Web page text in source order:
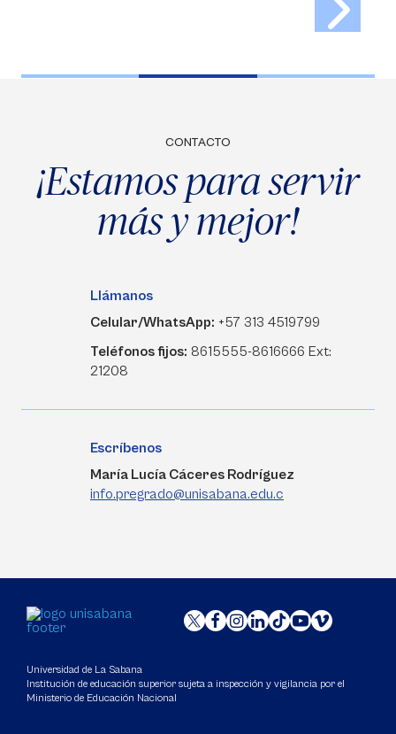
CONTACTO
¡Estamos para servir
más y mejor!
Llámanos
Celular/WhatsApp: +57 313 4519799
Teléfonos fijos: 8615555-8616666 Ext:
21208
Escríbenos
María Lucía Cáceres Rodríguez
info.pregrado@unisabana.edu.c
Universidad de La Sabana
Institución de educación superior sujeta a inspección y vigilancia por el
Ministerio de Educación Nacional